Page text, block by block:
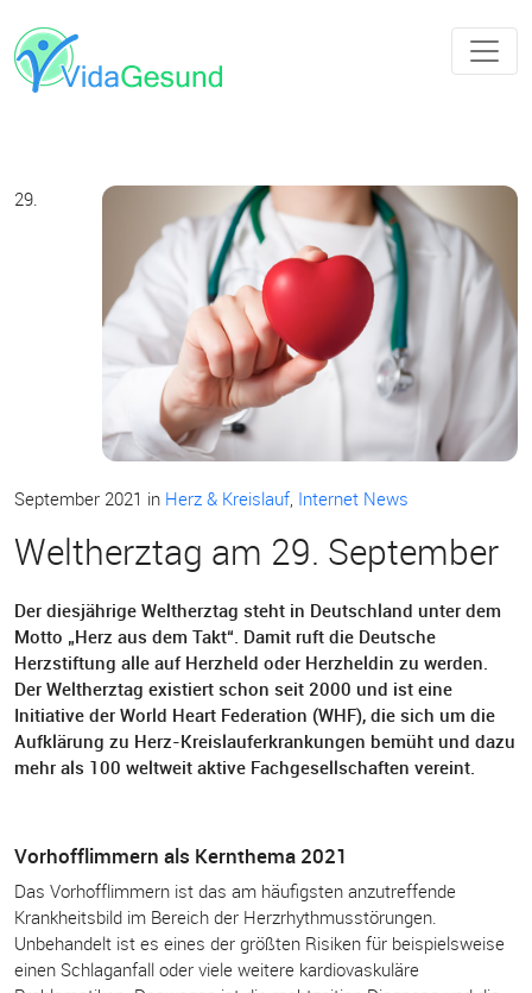
29.
September 2021 in Herz & Kreislauf, Internet News
Weltherztag am 29. September
Der diesjährige Weltherztag steht in Deutschland unter dem
Motto „Herz aus dem Takt“. Damit ruft die Deutsche
Herzstiftung alle auf Herzheld oder Herzheldin zu werden.
Der Weltherztag existiert schon seit 2000 und ist eine
Initiative der World Heart Federation (WHF), die sich um die
Aufklärung zu Herz-Kreislauferkrankungen bemüht und dazu
mehr als 100 weltweit aktive Fachgesellschaften vereint.
Vorhofflimmern als Kernthema 2021
Das Vorhofflimmern ist das am häufigsten anzutreffende
Krankheitsbild im Bereich der Herzrhythmusstörungen.
Unbehandelt ist es eines der größten Risiken für beispielsweise
einen Schlaganfall oder viele weitere kardiovaskuläre